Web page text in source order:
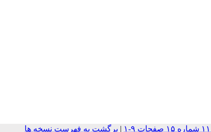
| برگشت به فهرست نسخه ها